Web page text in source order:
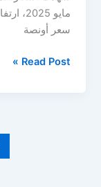
مايو
سعر أونصة
ارتفاع
Read Post »